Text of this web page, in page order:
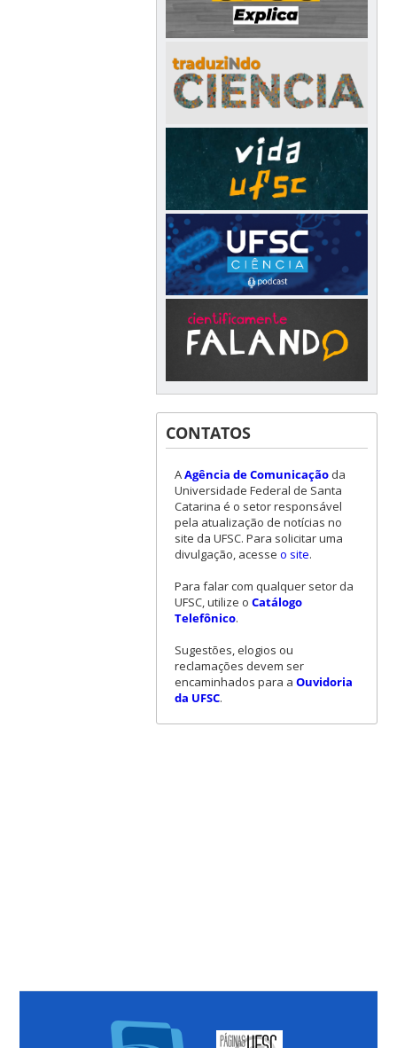
CONTATOS
AAgência de Comunicaçãoda
Universidade Federal de Santa
Catarina é o setor responsável
pela atualização de notícias no
site da UFSC. Para solicitar uma
divulgação, acesse o site.
Para falar com qualquer setor da
UFSC, utilize o Catálogo
Telefônico.
Sugestões, elogios ou
reclamações devem ser
encaminhados para a Ouvidoria
da UFSC.